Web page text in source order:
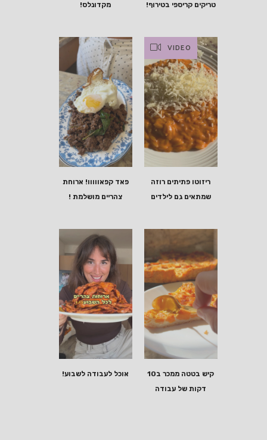
מקדונלס!
טריקים קריספי בטירוף!
פאד קפאווווו! ארוחת
צהריים מושלמת !
VIDEO
ריזוטו פתיתים רוזה
שמתאים גם לילדים
אוכל לעבודה לשבוע!
קיש בטטה ממכר ב10
דקות של עבודה